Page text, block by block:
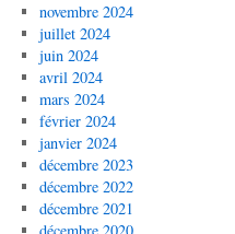
novembre 2024
juillet 2024
juin 2024
avril 2024
mars 2024
février 2024
janvier 2024
décembre 2023
décembre 2022
décembre 2021
décembre 2020